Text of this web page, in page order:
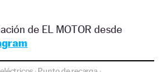
de EL MOTOR desde